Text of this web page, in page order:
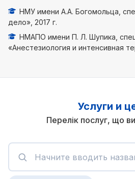
НМУ имени А.А. Богомольца,
дело», 2017 г.
НМАПО имени П. Л. Шупика,
«Анестезиология и интенсивная
Услуги и
Перелік послуг, що